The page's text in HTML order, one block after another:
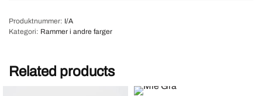
Produktnummer: I/A
Kategori: Rammer i andre farger
Related products